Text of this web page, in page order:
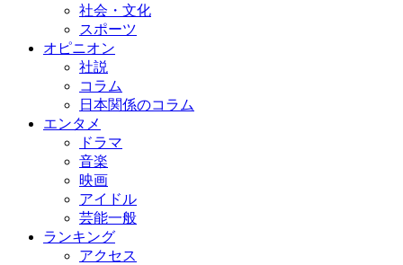
社会・文化
スポーツ
オピニオン
社説
コラム
日本関係のコラム
エンタメ
ドラマ
音楽
映画
アイドル
芸能一般
ランキング
アクセス